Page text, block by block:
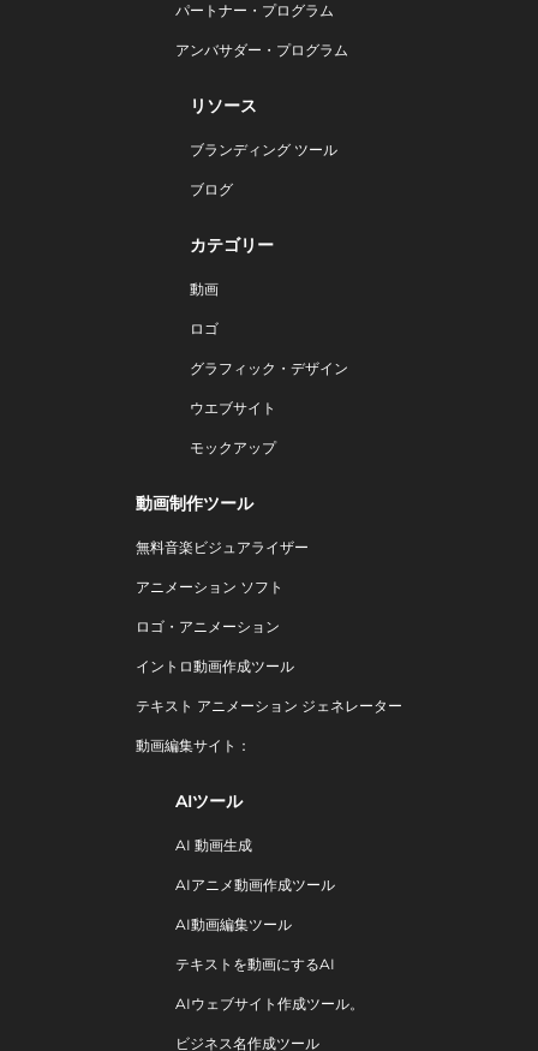
パートナー・プログラム
アンバサダー・プログラム
リソース
ブランディング ツール
ブログ
カテゴリー
動画
ロゴ
グラフィック・デザイン
ウエブサイト
モックアップ
動画制作ツール
無料音楽ビジュアライザー
アニメーション ソフト
ロゴ・アニメーション
イントロ動画作成ツール
テキスト アニメーション ジェネレーター
動画編集サイト：
AIツール
AI 動画生成
AIアニメ動画作成ツール
AI動画編集ツール
テキストを動画にするAI
AIウェブサイト作成ツール。
ビジネス名作成ツール